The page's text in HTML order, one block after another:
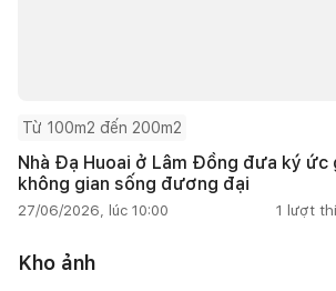
Từ 100m2 đến 200m2
Nhà Đạ Huoai ở Lâm Đồng đưa ký ức
không gian sống đương đại
27/06/2026, lúc 10:00 1 lượt
Kho ảnh